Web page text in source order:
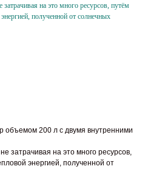
на это много ресурсов, путём
полученной от солнечных
объемом 200 л с двумя внутренними
затрачивая на это много ресурсов,
энергией, полученной от